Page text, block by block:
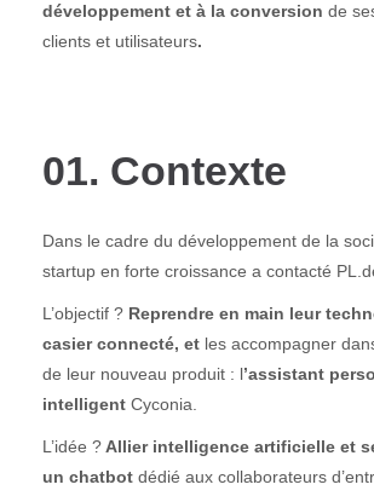
développement et à la conversion de
clients et utilisateurs.
01. Contexte
Dans le cadre du développement de la
startup en forte croissance a contacté
L’objectif ? Reprendre en main leur
casier connecté, et les accompagner
de leur nouveau produit : l’assistant
intelligent Cyconia.
L’idée ? Allier intelligence artificielle et
un chatbot dédié aux collaborateurs